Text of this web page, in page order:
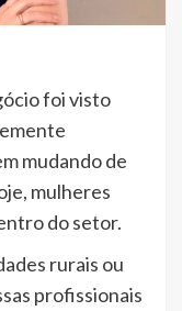
foi visto
mudando de
mulheres
do setor.
rurais ou
profissionais